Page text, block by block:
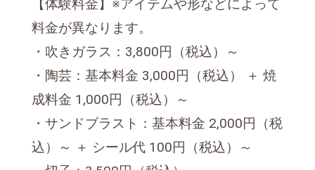
【体験料金】※アイテムや形などによって
料金が異なります。
・吹きガラス：3,800円（税込）～
・陶芸：基本料金 3,000円（税込） ＋ 焼
成料金 1,000円（税込）～
・サンドブラスト：基本料金 2,000円（税
込）～ ＋ シール代 100円（税込）～